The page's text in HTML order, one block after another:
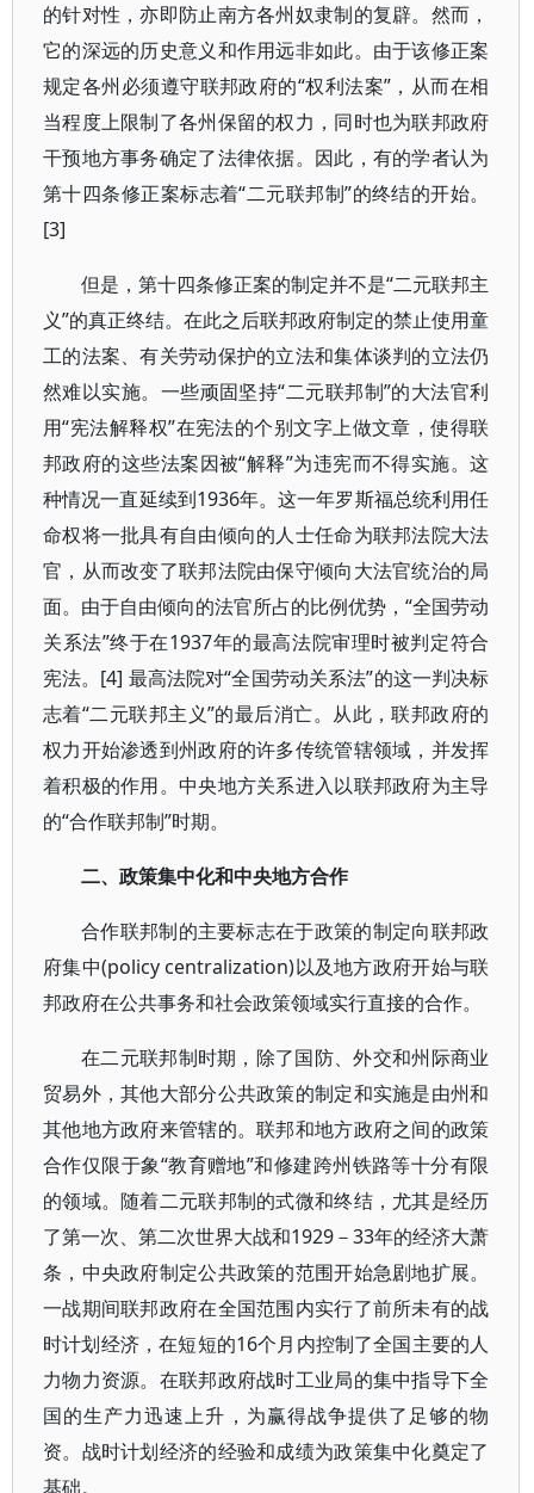
的针对性，亦即防止南方各州奴隶制的复辟。然而，
它的深远的历史意义和作用远非如此。由于该修正案
规定各州必须遵守联邦政府的“权利法案”，从而在相
当程度上限制了各州保留的权力，同时也为联邦政府
干预地方事务确定了法律依据。因此，有的学者认为
第十四条修正案标志着“二元联邦制”的终结的开始。
[3]
但是，第十四条修正案的制定并不是“二元联邦主
义”的真正终结。在此之后联邦政府制定的禁止使用童
工的法案、有关劳动保护的立法和集体谈判的立法仍
然难以实施。一些顽固坚持“二元联邦制”的大法官利
用“宪法解释权”在宪法的个别文字上做文章，使得联
邦政府的这些法案因被“解释”为违宪而不得实施。这
种情况一直延续到1936年。这一年罗斯福总统利用任
命权将一批具有自由倾向的人士任命为联邦法院大法
官，从而改变了联邦法院由保守倾向大法官统治的局
面。由于自由倾向的法官所占的比例优势，“全国劳动
关系法”终于在1937年的最高法院审理时被判定符合
宪法。[4] 最高法院对“全国劳动关系法”的这一判决标
志着“二元联邦主义”的最后消亡。从此，联邦政府的
权力开始渗透到州政府的许多传统管辖领域，并发挥
着积极的作用。中央地方关系进入以联邦政府为主导
的“合作联邦制”时期。
二、政策集中化和中央地方合作
合作联邦制的主要标志在于政策的制定向联邦政
府集中(policy centralization)以及地方政府开始与联
邦政府在公共事务和社会政策领域实行直接的合作。
在二元联邦制时期，除了国防、外交和州际商业
贸易外，其他大部分公共政策的制定和实施是由州和
其他地方政府来管辖的。联邦和地方政府之间的政策
合作仅限于象“教育赠地”和修建跨州铁路等十分有限
的领域。随着二元联邦制的式微和终结，尤其是经历
了第一次、第二次世界大战和1929－33年的经济大萧
条，中央政府制定公共政策的范围开始急剧地扩展。
一战期间联邦政府在全国范围内实行了前所未有的战
时计划经济，在短短的16个月内控制了全国主要的人
力物力资源。在联邦政府战时工业局的集中指导下全
国的生产力迅速上升，为赢得战争提供了足够的物
资。战时计划经济的经验和成绩为政策集中化奠定了
基础。